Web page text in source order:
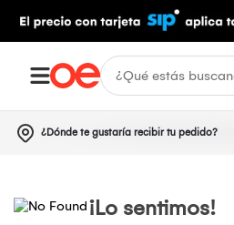
¿Dónde te gustaría recibir tu pedido?
¡Lo sentimos!